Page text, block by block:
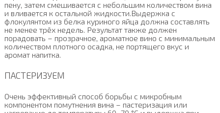
пену, затем смешивается с небольшим количеством вина
и вливается к остальной жидкости.Выдержка с
флокулянтом из белка куриного яйца должна составлять
не менее трёх недель. Результат также должен
порадовать – прозрачное, ароматное вино с минимальным
количеством плотного осадка, не портящего вкус и
аромат напитка.
ПАСТЕРИЗУЕМ
Очень эффективный способ борьбы с микробным
компонентом помутнения вина – пастеризация или